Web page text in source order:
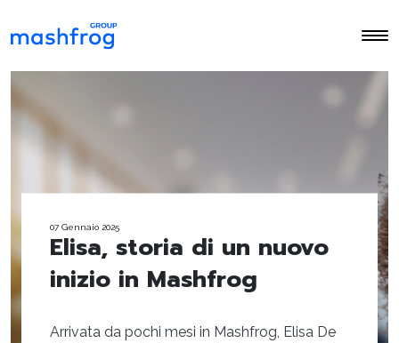
07 Gennaio 2025
Elisa, storia di un nuovo
inizio in Mashfrog
Arrivata da pochi mesi in Mashfrog, Elisa De